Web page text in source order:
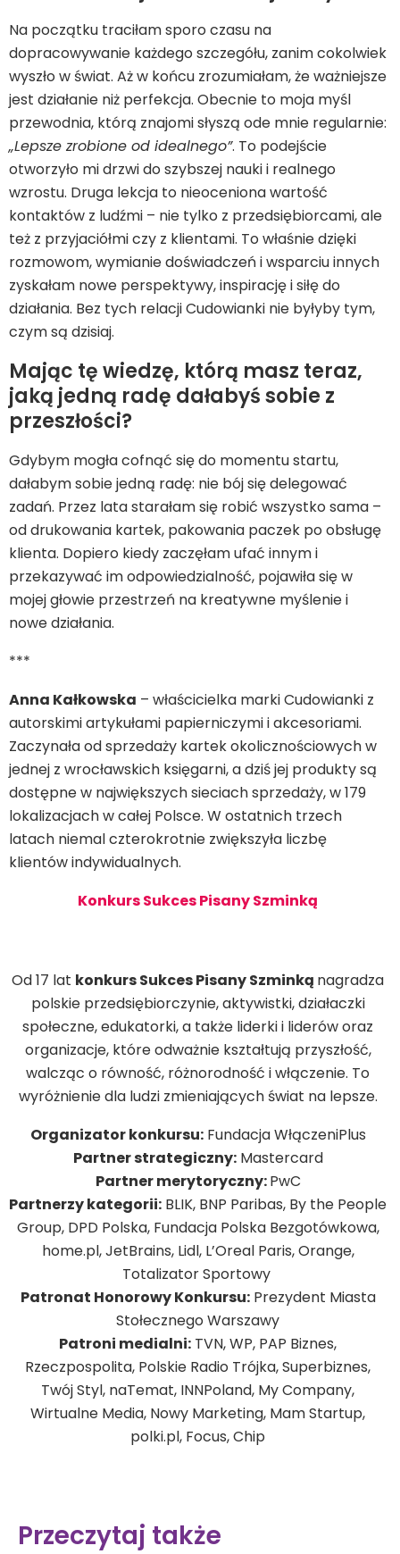
Na początku traciłam sporo czasu na
dopracowywanie każdego szczegółu, zanim cokolwiek
wyszło w świat. Aż w końcu zrozumiałam, że ważniejsze
jest działanie niż perfekcja. Obecnie to moja myśl
przewodnia, którą znajomi słyszą ode mnie regularnie:
„Lepsze zrobione od idealnego”. To podejście
otworzyło mi drzwi do szybszej nauki i realnego
wzrostu. Druga lekcja to nieoceniona wartość
kontaktów z ludźmi – nie tylko z przedsiębiorcami, ale
też z przyjaciółmi czy z klientami. To właśnie dzięki
rozmowom, wymianie doświadczeń i wsparciu innych
zyskałam nowe perspektywy, inspirację i siłę do
działania. Bez tych relacji Cudowianki nie byłyby tym,
czym są dzisiaj.
Mając tę wiedzę, którą masz teraz,
jaką jedną radę dałabyś sobie z
przeszłości?
Gdybym mogła cofnąć się do momentu startu,
dałabym sobie jedną radę: nie bój się delegować
zadań. Przez lata starałam się robić wszystko sama –
od drukowania kartek, pakowania paczek po obsługę
klienta. Dopiero kiedy zaczęłam ufać innym i
przekazywać im odpowiedzialność, pojawiła się w
mojej głowie przestrzeń na kreatywne myślenie i
nowe działania.
***
Anna Kałkowska – właścicielka marki Cudowianki z
autorskimi artykułami papierniczymi i akcesoriami.
Zaczynała od sprzedaży kartek okolicznościowych w
jednej z wrocławskich księgarni, a dziś jej produkty są
dostępne w największych sieciach sprzedaży, w 179
lokalizacjach w całej Polsce. W ostatnich trzech
latach niemal czterokrotnie zwiększyła liczbę
klientów indywidualnych.
Konkurs Sukces Pisany Szminką
Od 17 lat konkurs Sukces Pisany Szminką nagradza
polskie przedsiębiorczynie, aktywistki, działaczki
społeczne, edukatorki, a także liderki i liderów oraz
organizacje, które odważnie kształtują przyszłość,
walcząc o równość, różnorodność i włączenie. To
wyróżnienie dla ludzi zmieniających świat na lepsze.
Organizator konkursu:Fundacja WłączeniPlus
Partner strategiczny:Mastercard
Partner merytoryczny:PwC
Partnerzy kategorii: BLIK, BNP Paribas, By the People
Group, DPD Polska, Fundacja Polska Bezgotówkowa,
home.pl, JetBrains, Lidl, L’Oreal Paris, Orange,
Totalizator Sportowy
Patronat Honorowy Konkursu:Prezydent Miasta
Stołecznego Warszawy
Patroni medialni: TVN, WP, PAP Biznes,
Rzeczpospolita, Polskie Radio Trójka, Superbiznes,
Twój Styl, naTemat, INNPoland, My Company,
Wirtualne Media, Nowy Marketing, Mam Startup,
polki.pl, Focus, Chip
Przeczytaj także